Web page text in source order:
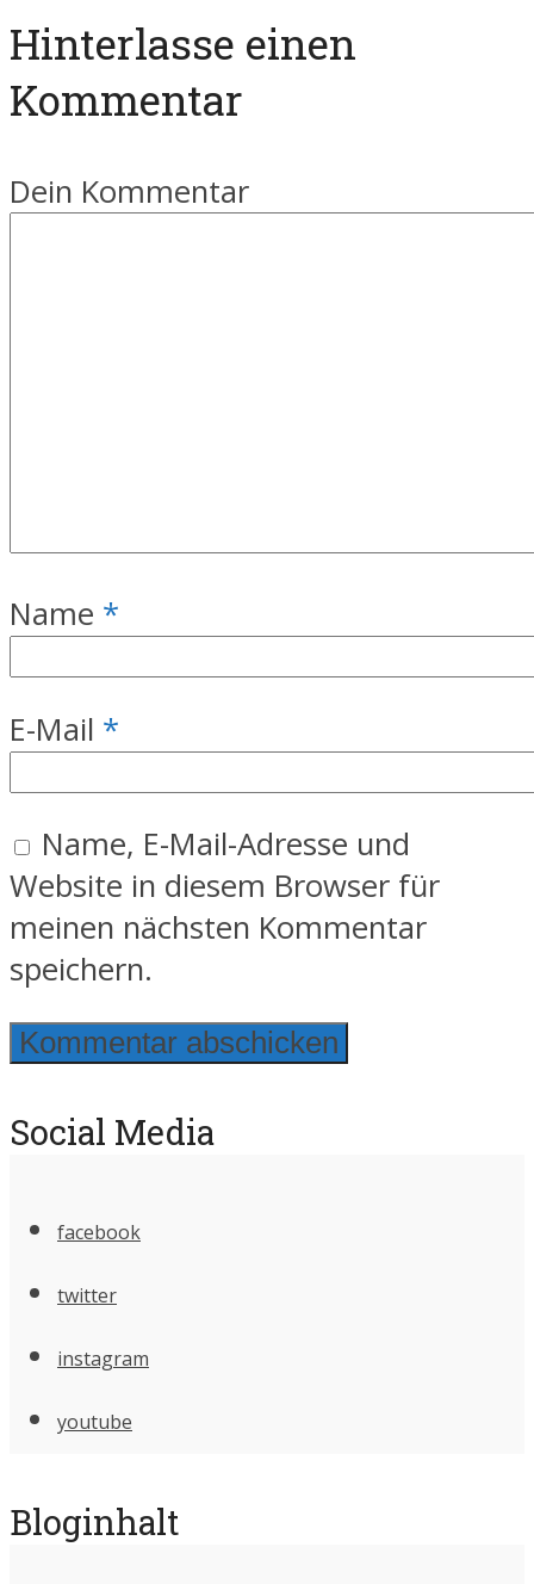
Hinterlasse einen
Kommentar
Dein Kommentar
Name *
E-Mail *
Name, E-Mail-Adresse und
Website in diesem Browser für
meinen nächsten Kommentar
speichern.
Social Media
facebook
twitter
instagram
youtube
Bloginhalt